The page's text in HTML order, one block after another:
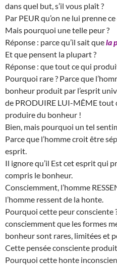
dans quel but, s’il vous plaît ?
Par PEUR qu’on ne lui prenne ce
Mais pourquoi une telle peur ?
Réponse : parce qu’il sait quela
Et que pensent la plupart ?
Réponse : que tout ce qui
Pourquoi rare ? Parce que
bonheur produit par l’esprit
de PRODUIRE LUI-MÊME tout
produire du bonheur !
Bien, mais pourquoi un tel
Parce que l’homme croit être
esprit.
Il ignore qu’il Est cet esprit qui
compris le bonheur.
Consciemment, l’homme
l’homme ressent de la honte.
Pourquoi cette peur consciente
consciemment que les formes
bonheur sont rares, limitées et
Cette pensée consciente
Pourquoi cette honte